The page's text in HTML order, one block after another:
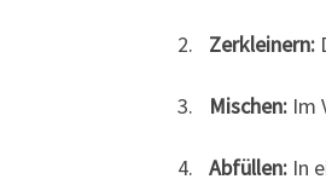
Zerkleinern:
Mischen: Im
Abfüllen: In